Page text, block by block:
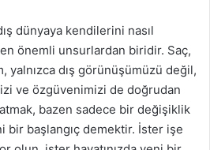
dünyaya kendilerini nasıl
önemli unsurlardan biridir. Saç,
yalnızca dış görünüşümüzü değil,
ve özgüvenimizi de doğrudan
bazen sadece bir değişiklik
bir başlangıç demektir. İster işe